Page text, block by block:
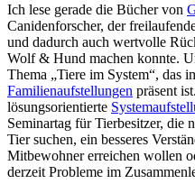
Ich lese gerade die Bücher von
Canidenforscher, der
und dadurch auch wertvolle
Wolf & Hund machen konnte.
Thema „Tiere im System“, das
Familienaufstellungen präsent
lösungsorientierte
Seminartag für Tierbesitzer, die
Tier suchen, ein besseres
Mitbewohner erreichen wollen
derzeit Probleme im